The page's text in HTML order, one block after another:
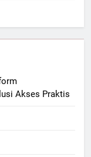
Akses Praktis